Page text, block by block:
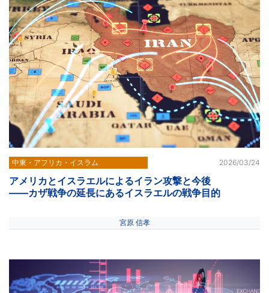
中東・アフリカ・イスラム 2026/03/24
アメリカとイスラエルによるイラン攻撃と今後
――カザ戦争の延長にあるイスラエルの戦争目的
宮原 信孝